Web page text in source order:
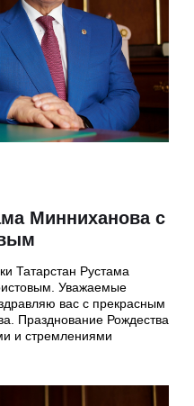
Минниханова с
Татарстан Рустама
Уважаемые
вас с прекрасным
Празднование Рождества
и стремлениями